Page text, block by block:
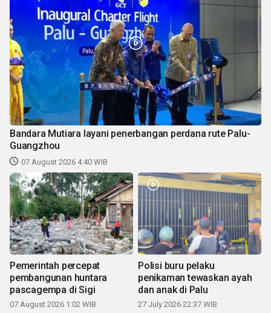
Bandara Mutiara layani penerbangan perdana rute Palu-
Guangzhou
07 August 2026 4:40 WIB
Pemerintah percepat
pembangunan huntara
pascagempa di Sigi
07 August 2026 1:02 WIB
Polisi buru pelaku
penikaman tewaskan ayah
dan anak di Palu
27 July 2026 22:37 WIB